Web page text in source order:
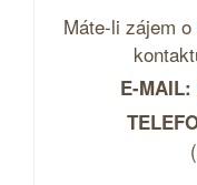
Máte-li zájem o
E-MAIL: